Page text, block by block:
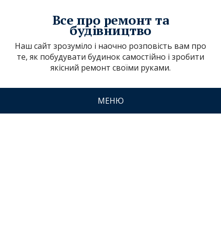
Все про ремонт та
будівництво
Наш сайт зрозуміло і наочно розповість вам про
те, як побудувати будинок самостійно і зробити
якісний ремонт своїми руками.
МЕНЮ